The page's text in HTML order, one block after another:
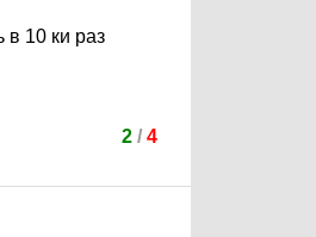
в 10 ки раз
2/ 4